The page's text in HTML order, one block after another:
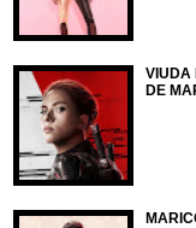
VIUDA
DE